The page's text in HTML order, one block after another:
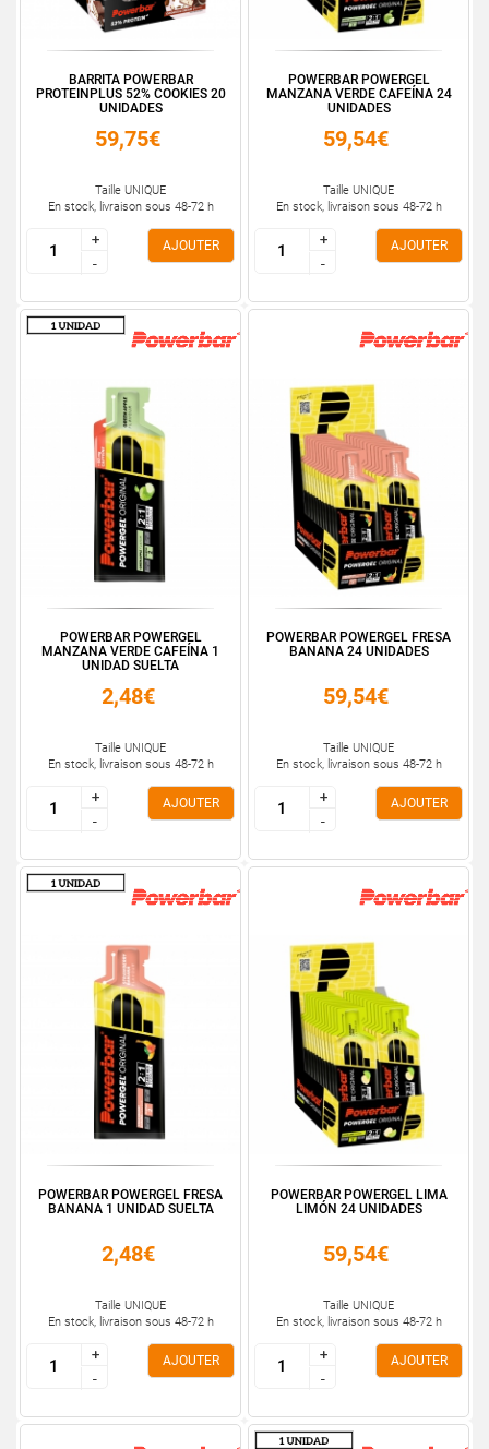
BARRITA POWERBAR
PROTEINPLUS 52% COOKIES 20
UNIDADES
59,75€
Taille UNIQUE
En stock, livraison sous 48-72 h
+
-
+
-
AJOUTER
POWERBAR POWERGEL
MANZANA VERDE CAFEÍNA 24
UNIDADES
59,54€
Taille UNIQUE
En stock, livraison sous 48-72 h
+
-
+
-
AJOUTER
POWERBAR POWERGEL
MANZANA VERDE CAFEÍNA 1
UNIDAD SUELTA
2,48€
Taille UNIQUE
En stock, livraison sous 48-72 h
+
-
+
-
AJOUTER
POWERBAR POWERGEL FRESA
BANANA 24 UNIDADES
59,54€
Taille UNIQUE
En stock, livraison sous 48-72 h
+
-
+
-
AJOUTER
POWERBAR POWERGEL FRESA
BANANA 1 UNIDAD SUELTA
2,48€
Taille UNIQUE
En stock, livraison sous 48-72 h
+
-
+
-
AJOUTER
POWERBAR POWERGEL LIMA
LIMÓN 24 UNIDADES
59,54€
Taille UNIQUE
En stock, livraison sous 48-72 h
+
-
+
-
AJOUTER